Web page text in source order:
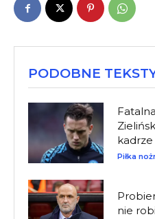
PODOBNE
kadrze
Piłka
nie